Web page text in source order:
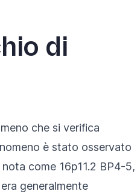
di
che si verifica
è stato osservato
come 16p11.2 BP4-5,
generalmente